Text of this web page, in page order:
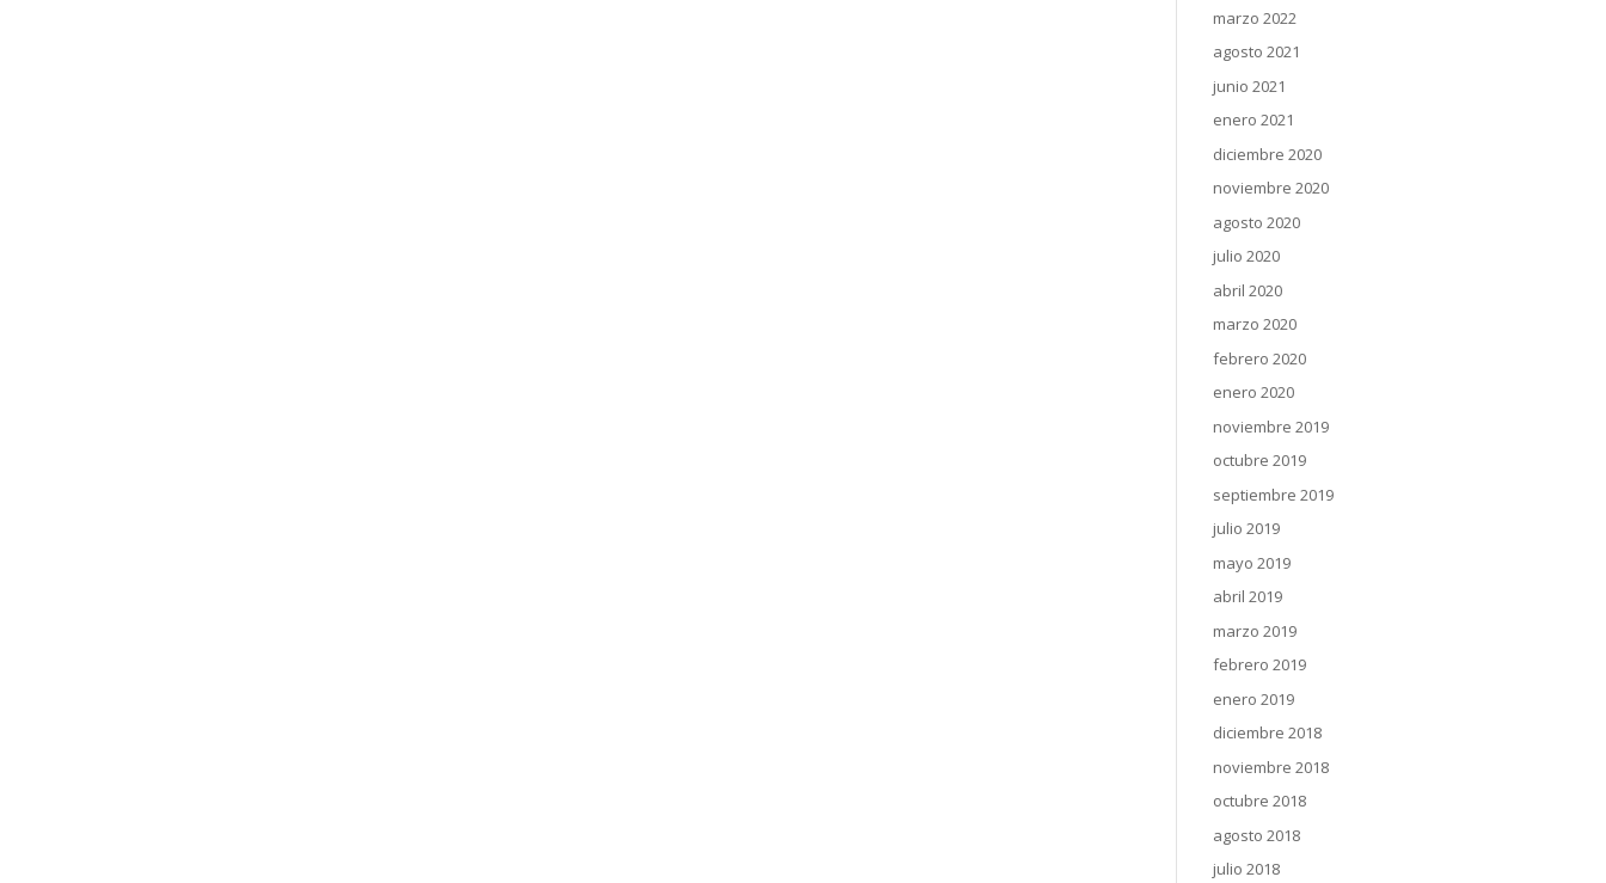
marzo 2022
agosto 2021
junio 2021
enero 2021
diciembre 2020
noviembre 2020
agosto 2020
julio 2020
abril 2020
marzo 2020
febrero 2020
enero 2020
noviembre 2019
octubre 2019
septiembre 2019
julio 2019
mayo 2019
abril 2019
marzo 2019
febrero 2019
enero 2019
diciembre 2018
noviembre 2018
octubre 2018
agosto 2018
julio 2018